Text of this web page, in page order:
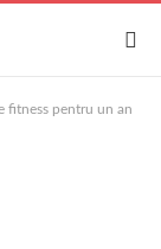
fitness pentru un an